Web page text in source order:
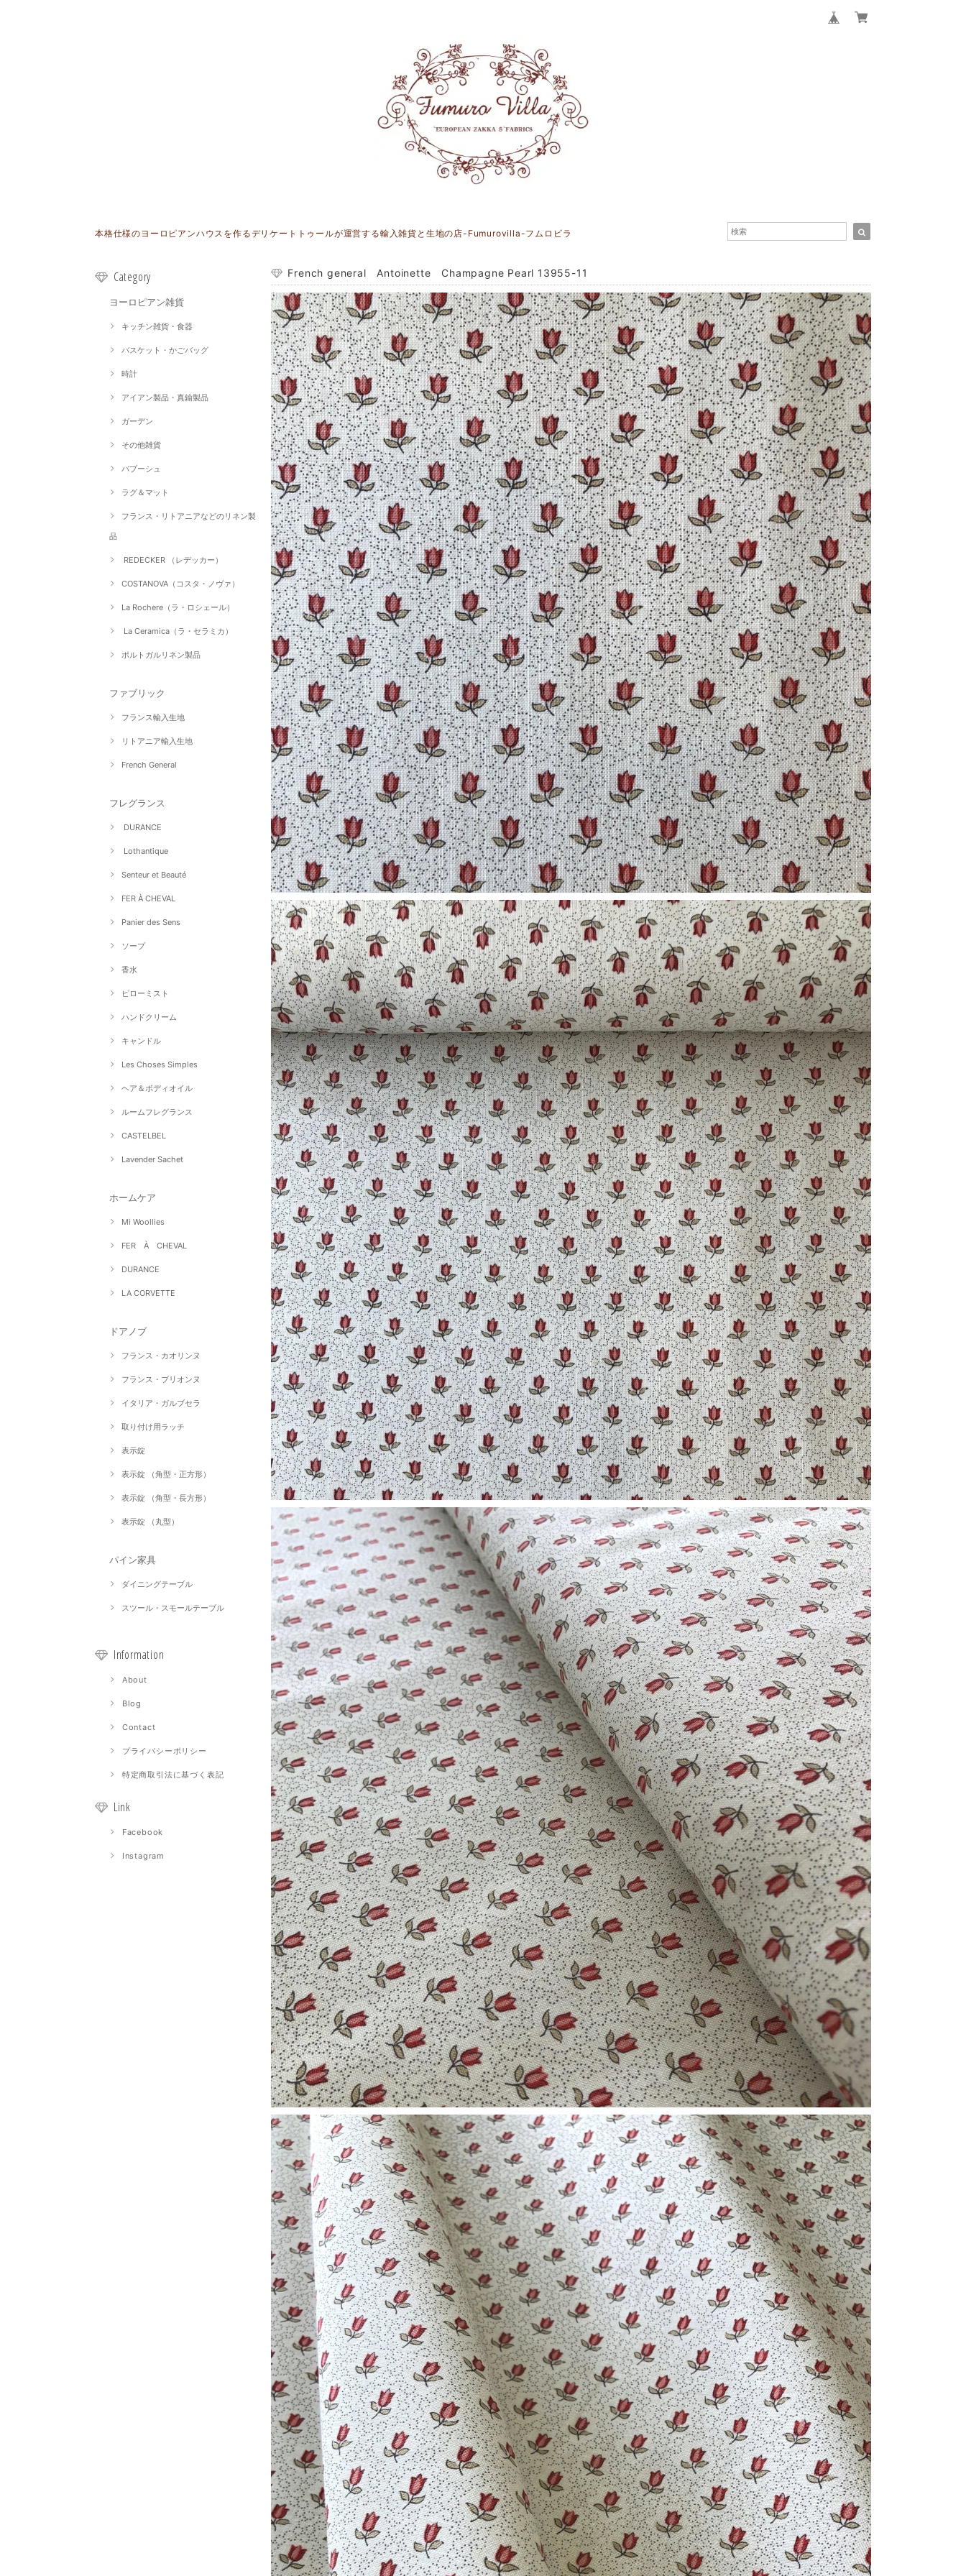
本格仕様のヨーロピアンハウスを作るデリケートトゥールが運営する輸入雑貨と生地の店-Fumurovilla-フムロビラ
Category
ヨーロピアン雑貨
キッチン雑貨・食器
バスケット・かごバッグ
時計
アイアン製品・真鍮製品
ガーデン
その他雑貨
バブーシュ
ラグ＆マット
フランス・リトアニアなどのリネン製
品
REDECKER （レデッカー）
COSTANOVA（コスタ・ノヴァ）
La Rochere（ラ・ロシェール）
La Ceramica（ラ・セラミカ）
ポルトガルリネン製品
ファブリック
フランス輸入生地
リトアニア輸入生地
French General
フレグランス
DURANCE
Lothantique
Senteur et Beauté
FER À CHEVAL
Panier des Sens
ソープ
香水
ピローミスト
ハンドクリーム
キャンドル
Les Choses Simples
ヘア＆ボディオイル
ルームフレグランス
CASTELBEL
Lavender Sachet
ホームケア
Mi Woollies
FER À CHEVAL
DURANCE
LA CORVETTE
ドアノブ
フランス・カオリンヌ
フランス・ブリオンヌ
イタリア・ガルブセラ
取り付け用ラッチ
表示錠
表示錠 （角型・正方形）
表示錠 （角型・長方形）
表示錠 （丸型）
パイン家具
ダイニングテーブル
スツール・スモールテーブル
Information
About
Blog
Contact
プライバシーポリシー
特定商取引法に基づく表記
Link
Facebook
Instagram
French general Antoinette Champagne Pearl 13955-11